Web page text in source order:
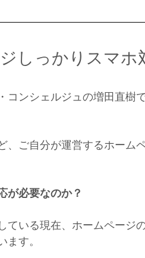
しっかりスマホ
コンシェルジュの増田直樹で
、ご自分が運営するホーム
が必要なのか？
ている現在、ホームページ
ます。